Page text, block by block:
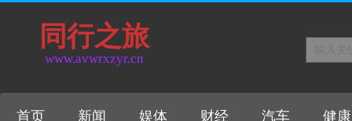
同行之旅
www.avwrxzyr.cn
首页 新闻 娱体 财经 汽车 健康